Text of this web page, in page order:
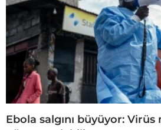
Ebola salgını büyüyor: